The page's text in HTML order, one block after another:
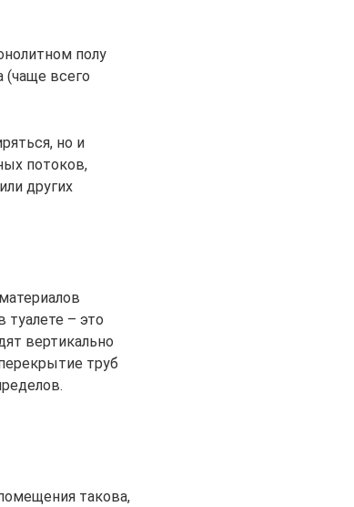
полу
(чаще всего
но и
потоков,
других
туалете – это
вертикально
труб
такова,